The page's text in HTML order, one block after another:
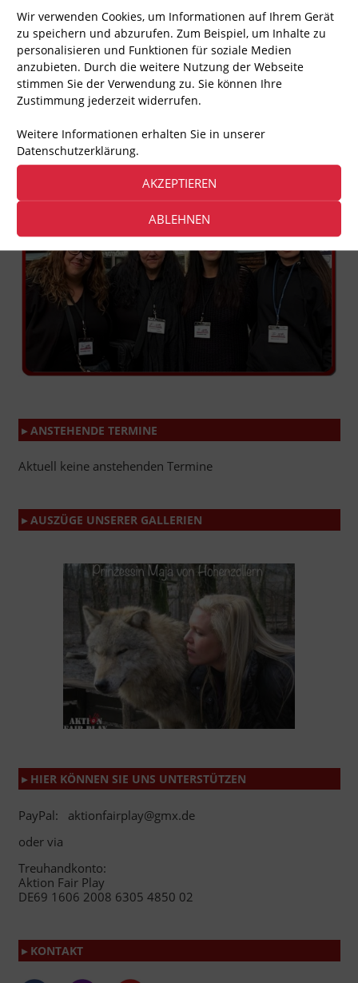
Wir verwenden Cookies, um Informationen auf Ihrem Gerät
zu speichern und abzurufen. Zum Beispiel, um Inhalte zu
personalisieren und Funktionen für soziale Medien
anzubieten. Durch die weitere Nutzung der Webseite
stimmen Sie der Verwendung zu. Sie können Ihre
Zustimmung jederzeit widerrufen.
Weitere Informationen erhalten Sie in unserer
Datenschutzerklärung.
AKZEPTIEREN
ABLEHNEN
+++ Demo
▸ ÜBER AKTION FAIR PLAY
Bürgerbewegung von Tierfreunden, die Demos und
Infostände zu vielen Tierrechtsthemen organisiert.
▸ ANSTEHENDE TERMINE
Aktuell keine anstehenden Termine
▸ AUSZÜGE UNSERER GALLERIEN
▸ HIER KÖNNEN SIE UNS UNTERSTÜTZEN
PayPal: aktionfairplay@gmx.de
oder via
Treuhandkonto:
Aktion Fair Play
DE69 1606 2008 6305 4850 02
▸ KONTAKT